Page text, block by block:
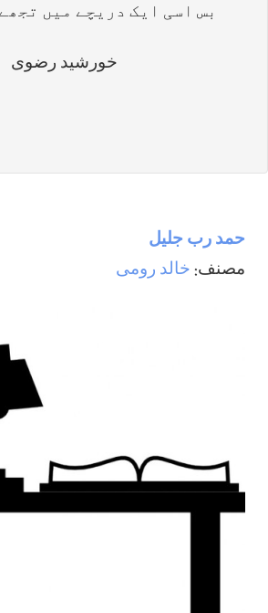
بس اسی ایک دریچے میں
خورشید رضوی
حمد رب جليل
مصنف: خالد رومی